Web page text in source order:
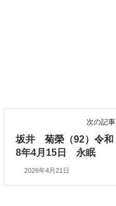
次の記事
坂井 菊榮（92）令和
8年4月15日 永眠
2026年4月21日